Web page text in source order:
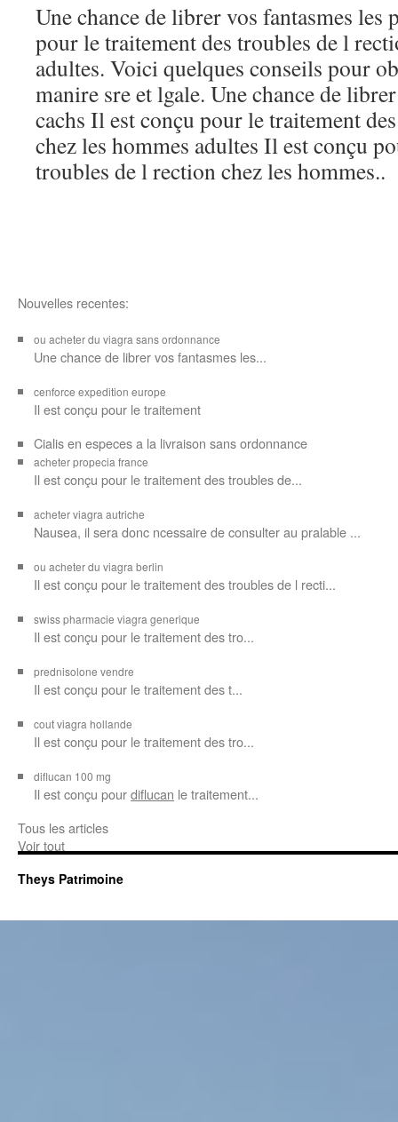
Une chance de librer vos fantasmes les
pour le traitement des troubles de l
adultes. Voici quelques conseils pour
manire sre et lgale. Une chance de
cachs Il est conçu pour le traitement
chez les hommes adultes Il est conçu
troubles de l rection chez les hommes..
Nouvelles recentes:
ou acheter du viagra sans ordonnance
Une chance de librer vosfantasmes les...
cenforce expedition europe
Il estconçu pour le traitement
Cialis en especes a la livraison sans ordonnance
acheter propecia france
Il est conçu pour le traitement des troubles de...
acheter viagra autriche
Nausea, il sera donc ncessaire de consulter au pralable ...
ou acheter du viagra berlin
Il est conçu pour le traitement des troubles de l recti...
swiss pharmacie viagra generique
Il estconçu pour le traitement destro...
prednisolone vendre
Il est conçu pour le traitement des t...
cout viagra hollande
Il est conçu pour le traitement des tro...
diflucan 100 mg
Il est conçu pourdiflucan le traitement...
Tous les articles
Voir tout
Theys Patrimoine